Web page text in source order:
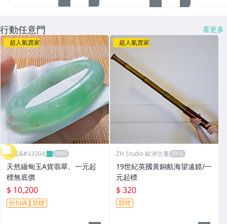
行動任意門 看更多
超人氣賣家
昕品&#33304;
天然緬甸玉A貨翡翠、一元起
標無底價
$ 10,200
折扣碼 競標
超人氣賣家
ZH Studio 歐洲古董
19世紀英國黃銅航海望遠鏡/一
元起標
$ 320
競標